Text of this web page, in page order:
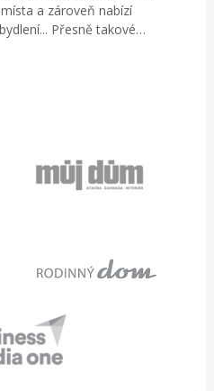
a zároveň nabízí
Přesně takové…